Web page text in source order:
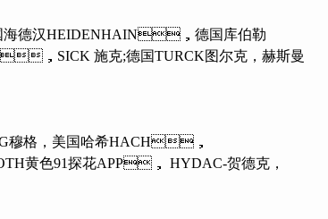
，德国海德汉HEIDENHAIN，德国库伯勒
SICK 施克;德国TURCK图尔克，赫斯曼
穆格，美国哈希HACH，
黄色91探花APP， HYDAC-贺德克，